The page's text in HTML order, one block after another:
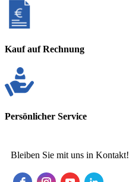
Kauf auf Rechnung
Persönlicher Service
Bleiben Sie mit uns in Kontakt!